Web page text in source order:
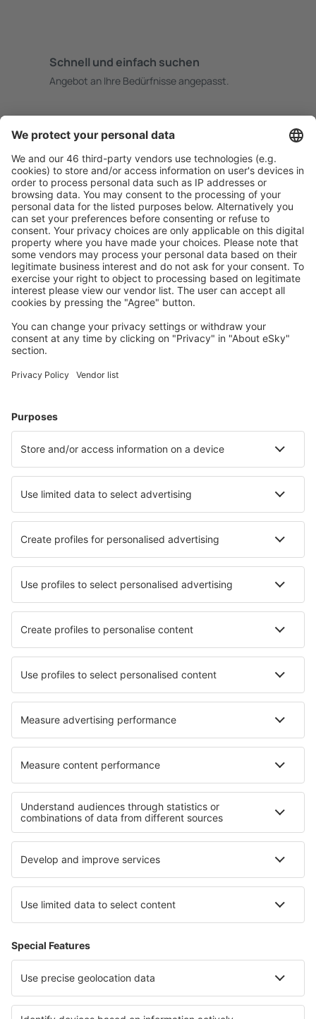
Schnell und einfach suchen
Angebot an Ihre Bedürfnisse angepasst.
Buchen ohne Sorgen mit einer kostenlosen
Stornierungsoption.
Mehr sparen
Attraktive Preise und Spezialangebote für eingeloggte
Benutzer.
Unterkünfte, die Sie mögen
Wählen Sie aus über 1,3 Millionen Unterkünften: Hotels,
Hütten, Apartments und andere.
Meist gesuchte Unterkünfte von eSky Nutzern
Unterkünfte in Peru - Beliebte Städte
Unterkunft in Ica Unterkunft in Cusco
Unterkunft in Cancas Unterkunft in Santa Maria del Mar
Unterkunft Puritania Unterkunft Caral
Die besten Unterkünfte - Städte
Unterkunft Jarsy Unterkunft in Torquemada
Unterkunft in Swietajno k. Olecka Unterkunft in Iwkowa
Unterkunft in Heswall Unterkunft in Induno Olona
Unterkunft in Stockton Unterkunft in Ivrea
Die besten Unterkünfte - Regionen
Unterkunft in Cajamarca Unterkunft in Costa Central
Unterkunft in Tambopata Unterkunft in Paracas
Unterkunft in Colca Canyon Unterkunft in Cartagena
Unterkunft in Norddalmatien
Unterkunft in Upper Austria Unterkunft in den Nord Atollen